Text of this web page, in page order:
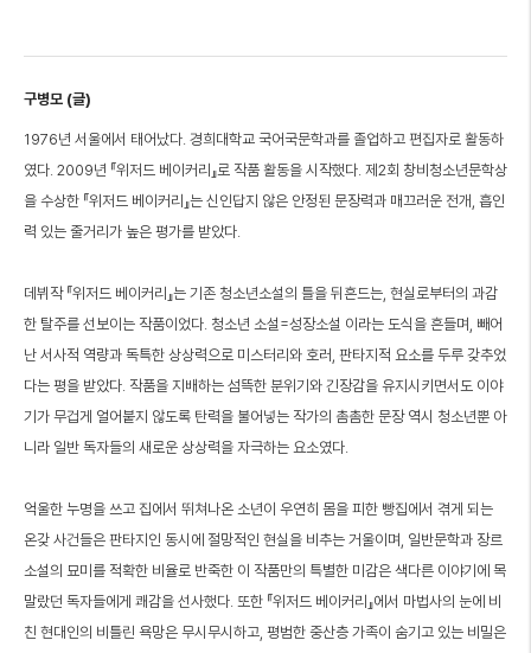
구병모 (글)
1976년 서울에서 태어났다. 경희대학교 국어국문학과를 졸업하고 편집자로 활동하
였다. 2009년 『위저드 베이커리』로 작품 활동을 시작했다. 제2회 창비청소년문학상
을 수상한 『위저드 베이커리』는 신인답지 않은 안정된 문장력과 매끄러운 전개, 흡인
력 있는 줄거리가 높은 평가를 받았다.
데뷔작 『위저드 베이커리』는 기존 청소년소설의 틀을 뒤흔드는, 현실로부터의 과감
한 탈주를 선보이는 작품이었다. 청소년 소설=성장소설 이라는 도식을 흔들며, 빼어
난 서사적 역량과 독특한 상상력으로 미스터리와 호러, 판타지적 요소를 두루 갖추었
다는 평을 받았다. 작품을 지배하는 섬뜩한 분위기와 긴장감을 유지시키면서도 이야
기가 무겁게 얼어붙지 않도록 탄력을 불어넣는 작가의 촘촘한 문장 역시 청소년뿐 아
니라 일반 독자들의 새로운 상상력을 자극하는 요소였다.
억울한 누명을 쓰고 집에서 뛰쳐나온 소년이 우연히 몸을 피한 빵집에서 겪게 되는
온갖 사건들은 판타지인 동시에 절망적인 현실을 비추는 거울이며, 일반문학과 장르
소설의 묘미를 적확한 비율로 반죽한 이 작품만의 특별한 미감은 색다른 이야기에 목
말랐던 독자들에게 쾌감을 선사했다. 또한 『위저드 베이커리』에서 마법사의 눈에 비
친 현대인의 비틀린 욕망은 무시무시하고, 평범한 중산층 가족이 숨기고 있는 비밀은